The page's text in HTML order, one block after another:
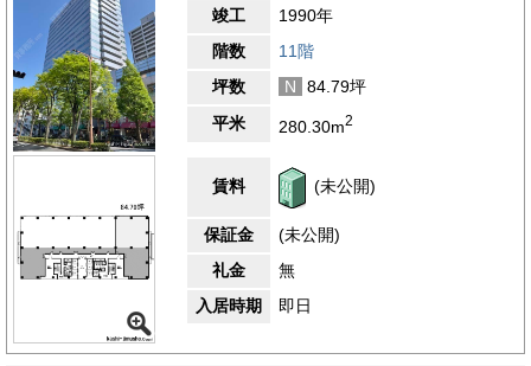
竣工
1990年
階数
11階
坪数
N
84.79坪
平米
280.30m2
賃料 (未公開)
保証金
(未公開)
礼金
無
入居時期
即日